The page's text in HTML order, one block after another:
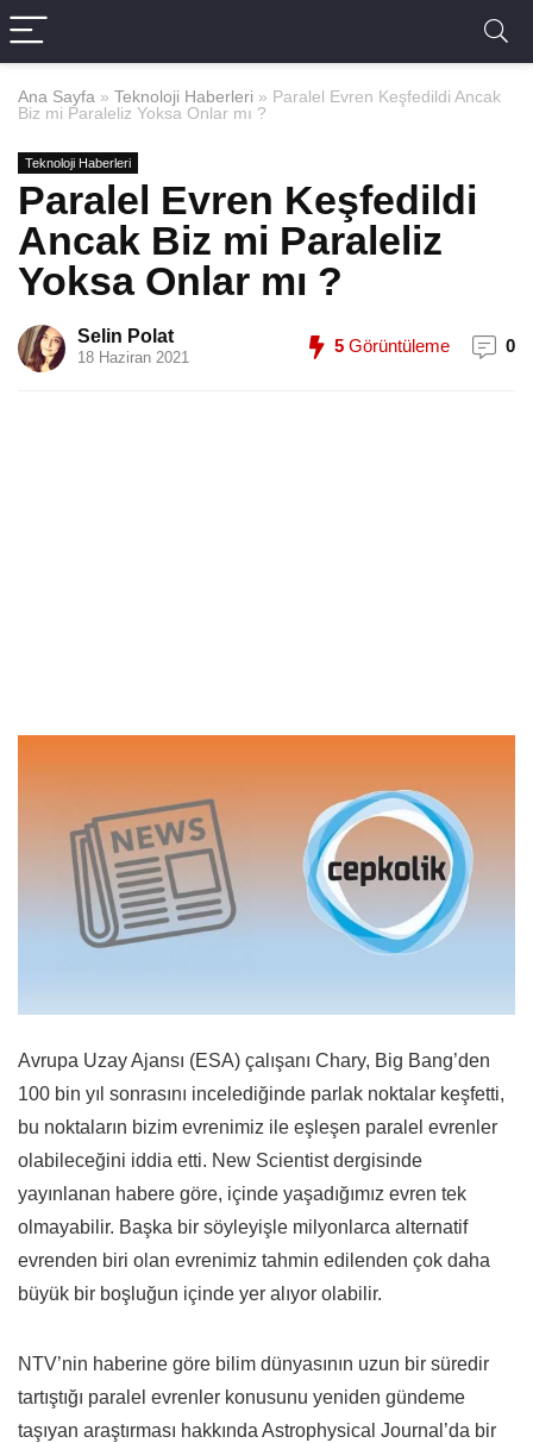
Ana Sayfa » Teknoloji Haberleri » Paralel Evren Keşfedildi Ancak
Biz mi Paraleliz Yoksa Onlar mı ?
Teknoloji Haberleri
Paralel Evren Keşfedildi
Ancak Biz mi Paraleliz
Yoksa Onlar mı ?
Selin Polat
18 Haziran 2021
5 Görüntüleme 0
Avrupa Uzay Ajansı (ESA) çalışanı Chary, Big Bang’den
100 bin yıl sonrasını incelediğinde parlak noktalar keşfetti,
bu noktaların bizim evrenimiz ile eşleşen paralel evrenler
olabileceğini iddia etti. New Scientist dergisinde
yayınlanan habere göre, içinde yaşadığımız evren tek
olmayabilir. Başka bir söyleyişle milyonlarca alternatif
evrenden biri olan evrenimiz tahmin edilenden çok daha
büyük bir boşluğun içinde yer alıyor olabilir.
NTV’nin haberine göre bilim dünyasının uzun bir süredir
tartıştığı paralel evrenler konusunu yeniden gündeme
taşıyan araştırması hakkında Astrophysical Journal’da bir